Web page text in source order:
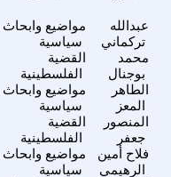
مواضيع وابحاث
سياسية
عبدالله
تركماني
القضية
الفلسطينية
محمد
بوجنال
مواضيع وابحاث
سياسية
الطاهر
المعز
القضية
الفلسطينية
المنصور
جعفر
مواضيع وابحاث
سياسية
فلاح أمين
الرهيمي